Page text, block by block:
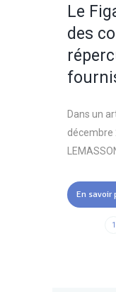
Le
des
Dans un
décembre
En savoir
1